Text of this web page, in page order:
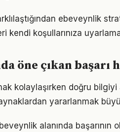
ebeveynlik
kendi koşullarınıza
öne çıkan başarı
kolaylaşırken doğru bilgiyi
yararlanmak
alanında başarının